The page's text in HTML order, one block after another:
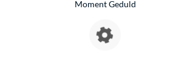
Moment Geduld